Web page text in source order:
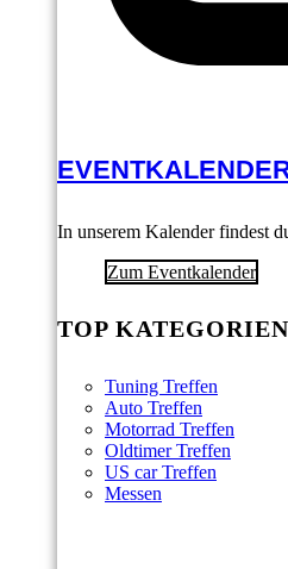
In unserem Kalender findest
Zum Eventkalender
TOP KATEGORIEN
Tuning Treffen
Auto Treffen
Motorrad Treffen
Oldtimer Treffen
US car Treffen
Messen